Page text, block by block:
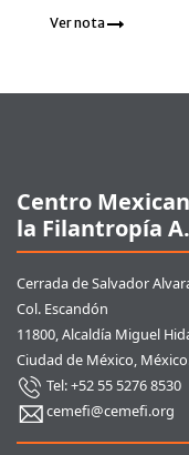
Ver nota
Centro
la Filantropía
Cerrada de Salvador
Col. Escandón
11800, Alcaldía Miguel
Ciudad de México,
Tel: +52 55 5276 8530
cemefi@cemefi.org